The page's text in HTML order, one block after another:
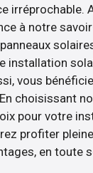
irréprochable.
à notre
installation
vous
choisissant
pour votre
profiter
en toute